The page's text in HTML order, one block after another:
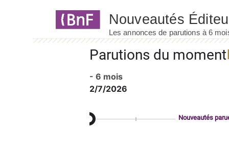
Parutions du moment
- 6 mois
2/7/2026
Nouveautés